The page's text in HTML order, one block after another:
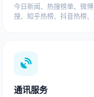
今日新闻、热搜榜单、微
搜、知乎热榜、抖音热榜、
通讯服务